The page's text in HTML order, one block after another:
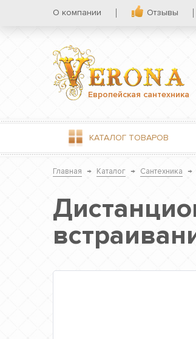
О компании Отзывы
Европейская сантехника
КАТАЛОГ ТОВАРОВ
Главная → Каталог → Сантехника →